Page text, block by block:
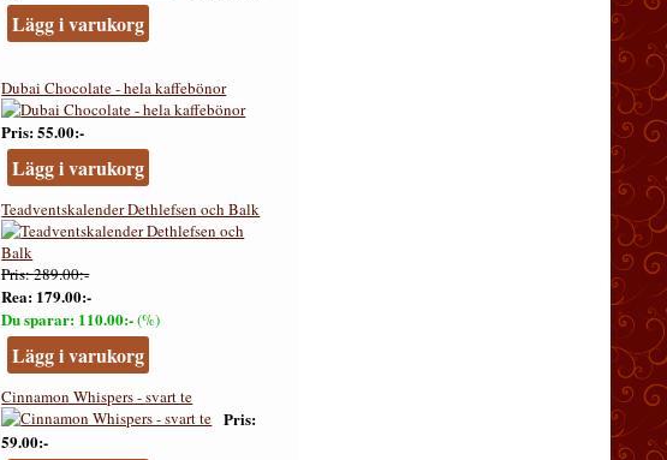
Lägg i varukorg
Dubai Chocolate - hela kaffebönor
Pris 55.00:-
Lägg i varukorg
Teadventskalender Dethlefsen och Balk
Pris 289.00:-
Rea 179.00:-
Du sparar 110.00:-(%)
Lägg i varukorg
Cinnamon Whispers - svart te
Pris
59.00:-